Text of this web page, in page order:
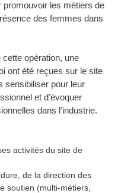
les métiers de
des femmes dans
opération, une
ont été reçues sur le site
sensibiliser pour leur
et d’évoquer
dans l’industrie.
activités du site de
de la direction des
soutien (multi-métiers,